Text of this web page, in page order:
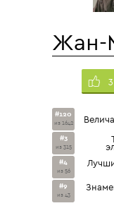
Жан-
#120
из 1642
#3
из 315
#4
из 56
#9
из 43